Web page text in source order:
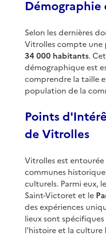
Selon les dernières
Vitrolles compte
34 000 habitants.
démographique est
comprendre la taille
population de la
Points
de Vitrolles
Vitrolles est
communes
culturels. Parmi eux, le
Saint-Victoret et le
des expériences
lieux sont
l'histoire et la culture